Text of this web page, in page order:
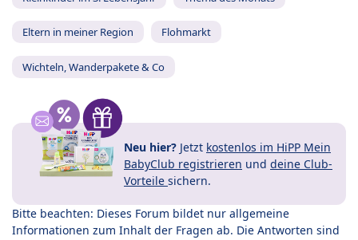
Eltern in meiner Region Flohmarkt
Wichteln, Wanderpakete & Co
Neu hier? Jetzt kostenlos im HiPP Mein
BabyClub registrieren und deine Club-
Vorteile sichern.
Bitte beachten: Dieses Forum bildet nur allgemeine
Informationen zum Inhalt der Fragen ab. Die Antworten sind